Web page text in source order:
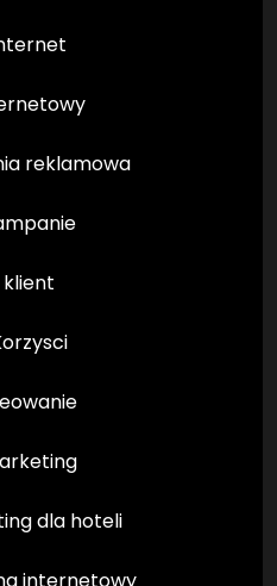
reklamowa
klient
dla hoteli
internetowy